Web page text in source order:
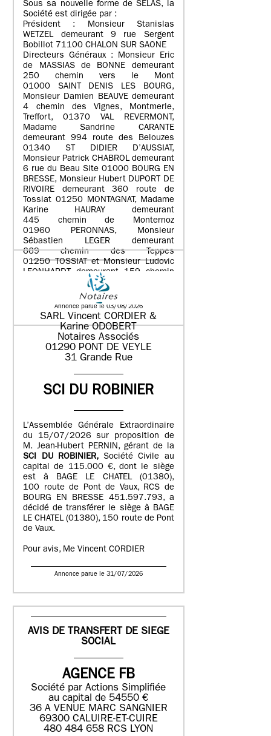
Sous sa nouvelle forme de SELAS, la
Société est dirigée par :
Président : Monsieur Stanislas
WETZEL demeurant 9 rue Sergent
Bobillot 71100 CHALON SUR SAONE
Directeurs Généraux : Monsieur Eric
de MASSIAS de BONNE demeurant
250 chemin vers le Mont
01000 SAINT DENIS LES BOURG,
Monsieur Damien BEAUVE demeurant
4 chemin des Vignes, Montmerle,
Treffort, 01370 VAL REVERMONT,
Madame Sandrine CARANTE
demeurant 994 route des Belouzes
01340 ST DIDIER D’AUSSIAT,
Monsieur Patrick CHABROL demeurant
6 rue du Beau Site 01000 BOURG EN
BRESSE, Monsieur Hubert DUPORT DE
RIVOIRE demeurant 360 route de
Tossiat 01250 MONTAGNAT, Madame
Karine HAURAY demeurant
445 chemin de Monternoz
01960 PERONNAS, Monsieur
Sébastien LEGER demeurant
669 chemin des Teppes
01250 TOSSIAT et Monsieur Ludovic
LEONHARDT demeurant 159 chemin
de Bret 01340 ATTIGNAT
Annonce parue le 03/08/2026
SARL Vincent CORDIER &
Karine ODOBERT
Notaires Associés
01290 PONT DE VEYLE
31 Grande Rue
SCI DU ROBINIER
L’Assemblée Générale Extraordinaire
du 15/07/2026 sur proposition de
M. Jean-Hubert PERNIN, gérant de la
SCI DU ROBINIER, Société Civile au
capital de 115.000 €, dont le siège
est à BAGE LE CHATEL (01380),
100 route de Pont de Vaux, RCS de
BOURG EN BRESSE 451.597.793, a
décidé de transférer le siège à BAGE
LE CHATEL (01380), 150 route de Pont
de Vaux.
Pour avis, Me Vincent CORDIER
Annonce parue le 31/07/2026
AVIS DE TRANSFERT DE SIEGE
SOCIAL
AGENCE FB
Société par Actions Simplifiée
au capital de 54550 €
36 A VENUE MARC SANGNIER
69300 CALUIRE-ET-CUIRE
480 484 658 RCS LYON